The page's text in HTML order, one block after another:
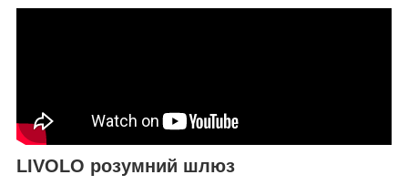
LIVOLO розумний шлюз